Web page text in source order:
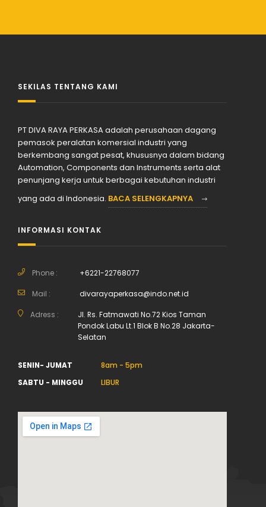
SEKILAS TENTANG KAMI
PT DIVA RAYA PERKASA adalah perusahaan dagang
pemasok peralatan komersial industri yang
berkembang sangat pesat, khususnya dalam bidang
Automation, Components dan Instruments serta alat
penunjang kerja untuk berbagai kebutuhan industri
yang ada di Indonesia. BACA SELENGKAPNYA
INFORMASI KONTAK
Phone : +6221-22768077
Mail : divarayaperkasa@indo.net.id
Adress :
Jl. Rs. Fatmawati No.72 Kios Taman
Pondok Labu Lt.1 Blok B No.28 Jakarta-
Selatan
SENIN- JUMAT
8am - 5pm
SABTU - MINGGU
LIBUR